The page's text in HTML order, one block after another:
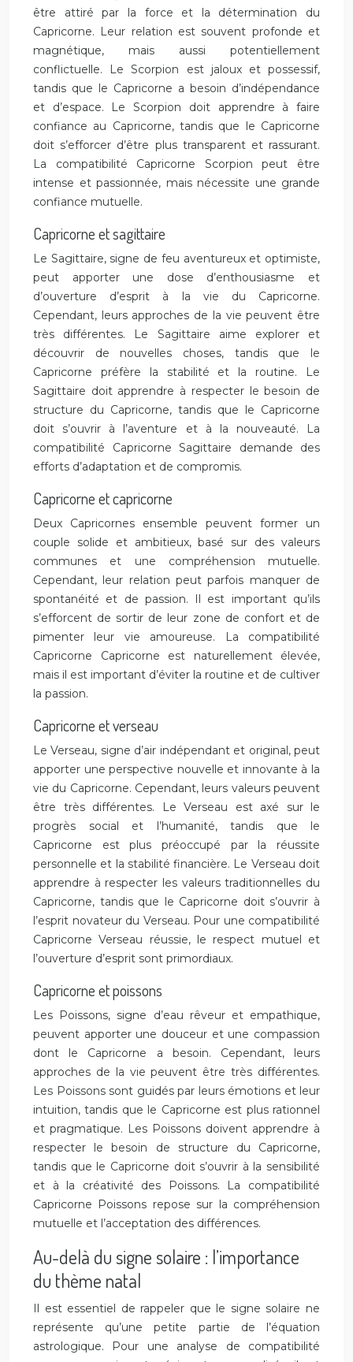
être attiré par la force et la détermination du
Capricorne. Leur relation est souvent profonde et
magnétique, mais aussi potentiellement
conflictuelle. Le Scorpion est jaloux et possessif,
tandis que le Capricorne a besoin d’indépendance
et d’espace. Le Scorpion doit apprendre à faire
confiance au Capricorne, tandis que le Capricorne
doit s’efforcer d’être plus transparent et rassurant.
La compatibilité Capricorne Scorpion peut être
intense et passionnée, mais nécessite une grande
confiance mutuelle.
Capricorne et sagittaire
Le Sagittaire, signe de feu aventureux et optimiste,
peut apporter une dose d’enthousiasme et
d’ouverture d’esprit à la vie du Capricorne.
Cependant, leurs approches de la vie peuvent être
très différentes. Le Sagittaire aime explorer et
découvrir de nouvelles choses, tandis que le
Capricorne préfère la stabilité et la routine. Le
Sagittaire doit apprendre à respecter le besoin de
structure du Capricorne, tandis que le Capricorne
doit s’ouvrir à l’aventure et à la nouveauté. La
compatibilité Capricorne Sagittaire demande des
efforts d’adaptation et de compromis.
Capricorne et capricorne
Deux Capricornes ensemble peuvent former un
couple solide et ambitieux, basé sur des valeurs
communes et une compréhension mutuelle.
Cependant, leur relation peut parfois manquer de
spontanéité et de passion. Il est important qu’ils
s’efforcent de sortir de leur zone de confort et de
pimenter leur vie amoureuse. La compatibilité
Capricorne Capricorne est naturellement élevée,
mais il est important d’éviter la routine et de cultiver
la passion.
Capricorne et verseau
Le Verseau, signe d’air indépendant et original, peut
apporter une perspective nouvelle et innovante à la
vie du Capricorne. Cependant, leurs valeurs peuvent
être très différentes. Le Verseau est axé sur le
progrès social et l’humanité, tandis que le
Capricorne est plus préoccupé par la réussite
personnelle et la stabilité financière. Le Verseau doit
apprendre à respecter les valeurs traditionnelles du
Capricorne, tandis que le Capricorne doit s’ouvrir à
l’esprit novateur du Verseau. Pour une compatibilité
Capricorne Verseau réussie, le respect mutuel et
l’ouverture d’esprit sont primordiaux.
Capricorne et poissons
Les Poissons, signe d’eau rêveur et empathique,
peuvent apporter une douceur et une compassion
dont le Capricorne a besoin. Cependant, leurs
approches de la vie peuvent être très différentes.
Les Poissons sont guidés par leurs émotions et leur
intuition, tandis que le Capricorne est plus rationnel
et pragmatique. Les Poissons doivent apprendre à
respecter le besoin de structure du Capricorne,
tandis que le Capricorne doit s’ouvrir à la sensibilité
et à la créativité des Poissons. La compatibilité
Capricorne Poissons repose sur la compréhension
mutuelle et l’acceptation des différences.
Au-delà du signe solaire : l’importance
du thème natal
Il est essentiel de rappeler que le signe solaire ne
représente qu’une petite partie de l’équation
astrologique. Pour une analyse de compatibilité